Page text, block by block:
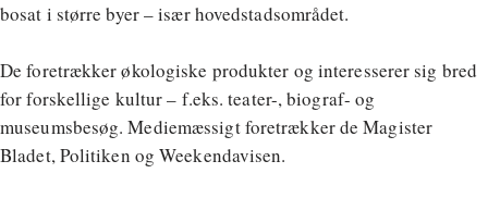
bosat i større byer – især hovedstadsområdet.
De foretrækker økologiske produkter og interesserer sig bred
for forskellige kultur – f.eks. teater-, biograf- og
museumsbesøg. Mediemæssigt foretrækker de Magister
Bladet, Politiken og Weekendavisen.